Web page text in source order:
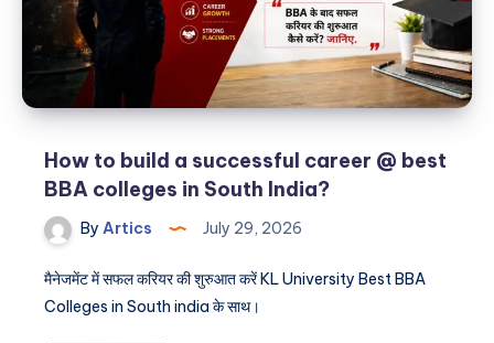
How to build a successful career @ best
BBA colleges in South India?
By Artics July 29, 2026
मैनेजमेंट में सफल करियर की शुरुआत करें KL University Best BBA
Colleges in South india के साथ।